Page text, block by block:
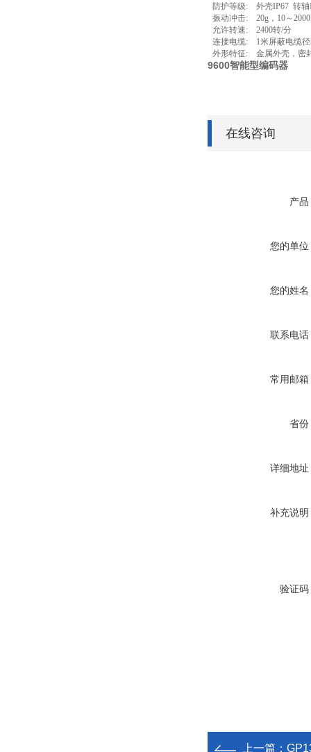
防护等级: 外壳IP67 转轴
振动冲击: 20g ， 10～
允许转速: 2400转/分
连接电缆: 1米屏蔽电缆
外形特征: 金属外壳，密
9600智能型编码器
在线咨询
产品
您的单位
您的姓名
联系电话
常用邮箱
省份
详细地址
补充说明
验证码
上一篇：